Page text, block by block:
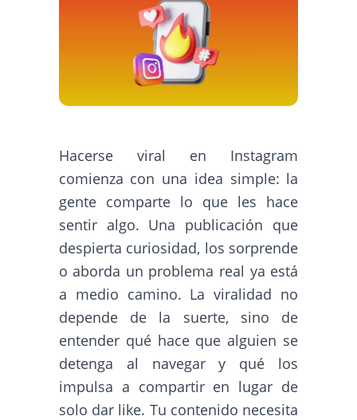
Hacerse viral en Instagram
comienza con una idea simple: la
gente comparte lo que les hace
sentir algo. Una publicación que
despierta curiosidad, los sorprende
o aborda un problema real ya está
a medio camino. La viralidad no
depende de la suerte, sino de
entender qué hace que alguien se
detenga al navegar y qué los
impulsa a compartir en lugar de
solo dar like. Tu contenido necesita